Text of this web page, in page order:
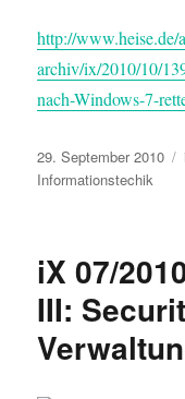
http://www.heise.de/
archiv/ix/2010/10/
nach-Windows-7-
Veröffentlicht
am
29. September 2010
Informationstechik
iX 07/
III: